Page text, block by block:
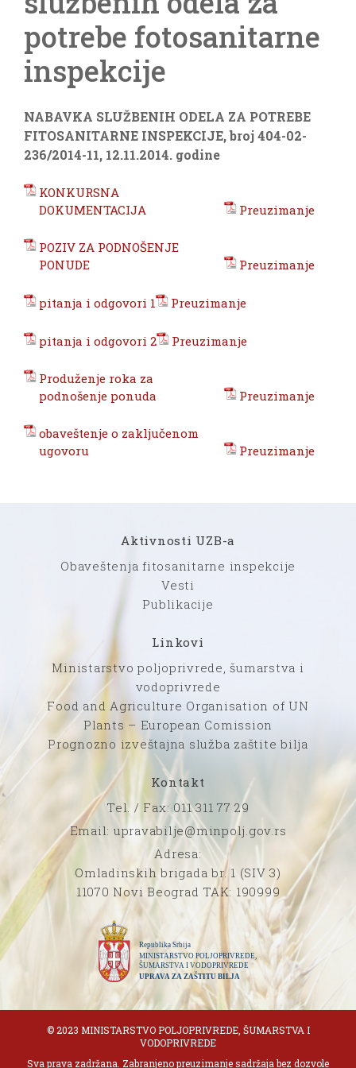
potrebe fotosanitarne
inspekcije
NABAVKA SLUŽBENIH ODELA ZA POTREBE
FITOSANITARNE INSPEKCIJE, broj404-02-
236/2014-11, 12.11.2014. godine
KONKURSNA
DOKUMENTACIJA
Preuzimanje
POZIV ZA PODNOŠENJE
PONUDE
Preuzimanje
pitanja i odgovori 1 Preuzimanje
pitanja i odgovori 2 Preuzimanje
Produženje roka za
podnošenje ponuda
Preuzimanje
obaveštenje o zaključenom
ugovoru
Preuzimanje
Aktivnosti UZB-a
Obaveštenja fitosanitarne inspekcije
Vesti
Publikacije
Linkovi
Ministarstvo poljoprivrede, šumarstva i
vodoprivrede
Food and Agriculture Organisation of UN
Plants – European Comission
Prognozno izveštajna služba zaštite bilja
Kontakt
Tel. / Fax: 011 311 77 29
Email: upravabilje@minpolj.gov.rs
Adresa:
Omladinskih brigada br. 1 (SIV 3)
11070 Novi Beograd TAK: 190999
© 2023 MINISTARSTVO POLJOPRIVREDE, ŠUMARSTVA I
VODOPRIVREDE
Sva prava zadržana. Zabranjeno preuzimanje sadržaja bez dozvole